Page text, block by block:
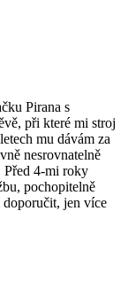
Pirana s
při které mi stroj
mu dávám za
nesrovnatelně
Před 4-mi roky
pochopitelně
doporučit, jen více